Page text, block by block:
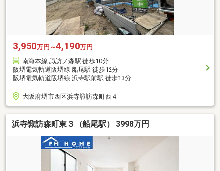
3,950万円～4,190万円
南海本線 諏訪ノ森駅 徒歩10分
阪堺電気軌道阪堺線 船尾駅 徒歩12分
阪堺電気軌道阪堺線 浜寺駅前駅 徒歩13分
大阪府堺市西区浜寺諏訪森町西４
浜寺諏訪森町東３（船尾駅） 3998万円